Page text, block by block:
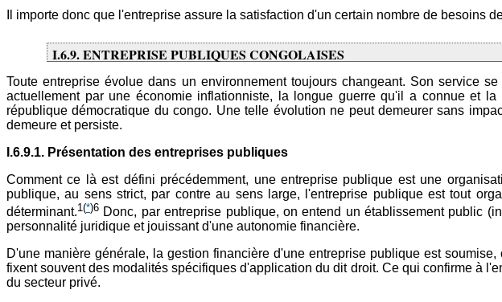
Il importe donc que l'entreprise assure la satisfaction d'un certain nombre de besoins
I.6.9. ENTREPRISE PUBLIQUES CONGOLAISES
Toute entreprise évolue dans un environnement toujours changeant. Son service
actuellement par une économie inflationniste, la longue guerre qu'il a connue et
république démocratique du congo. Une telle évolution ne peut demeurer sans
demeure et persiste.
I.6.9.1. Présentation des entreprises publiques
Comment ce là est défini précédemment, une entreprise publique est une
publique, au sens strict, par contre au sens large, l'entreprise publique est tout
déterminant.1(*)6 Donc, par entreprise publique, on entend un établissement public
personnalité juridique et jouissant d'une autonomie financière.
D'une manière générale, la gestion financière d'une entreprise publique est
fixent souvent des modalités spécifiques d'application du dit droit. Ce qui confirme à
du secteur privé.